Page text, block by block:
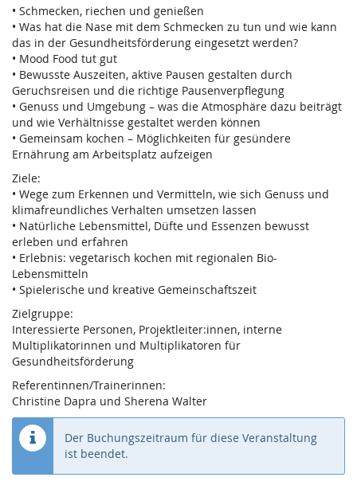
• Schmecken, riechen und genießen
• Was hat die Nase mit dem Schmecken zu tun und wie kann
das in der Gesundheitsförderung eingesetzt werden?
• Mood Food tut gut
• Bewusste Auszeiten, aktive Pausen gestalten durch
Geruchsreisen und die richtige Pausenverpflegung
• Genuss und Umgebung – was die Atmosphäre dazu beiträgt
und wie Verhältnisse gestaltet werden können
• Gemeinsam kochen – Möglichkeiten für gesündere
Ernährung am Arbeitsplatz aufzeigen
Ziele:
• Wege zum Erkennen und Vermitteln, wie sich Genuss und
klimafreundliches Verhalten umsetzen lassen
• Natürliche Lebensmittel, Düfte und Essenzen bewusst
erleben und erfahren
• Erlebnis: vegetarisch kochen mit regionalen Bio-
Lebensmitteln
• Spielerische und kreative Gemeinschaftszeit
Zielgruppe:
Interessierte Personen, Projektleiter:innen, interne
Multiplikatorinnen und Multiplikatoren für
Gesundheitsförderung
Referentinnen/Trainerinnen:
Christine Dapra und Sherena Walter
Der Buchungszeitraum für diese Veranstaltung
ist beendet.